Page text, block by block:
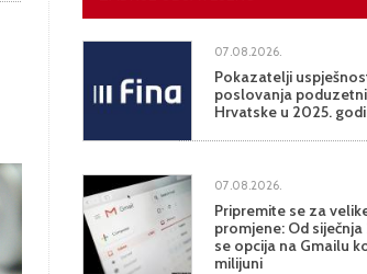
07.08.2026.
Pokazatelji
poslovanja
Hrvatske u 2025.
07.08.2026.
Pripremite se za
promjene: Od siječnja
se opcija na Gmailu
milijuni